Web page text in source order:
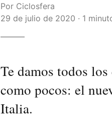
Por Ciclosfera
29 de julio de 2020 · 1
Te damos todos
como pocos: el
Italia.